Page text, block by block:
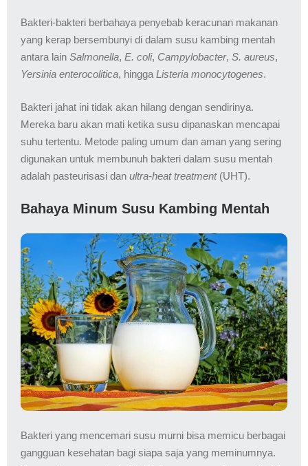
Bakteri-bakteri berbahaya penyebab keracunan makanan
yang kerap bersembunyi di dalam susu kambing mentah
antara lain Salmonella, E. coli, Campylobacter, S. aureus,
Yersinia enterocolitica, hingga Listeria monocytogenes.
Bakteri jahat ini tidak akan hilang dengan sendirinya.
Mereka baru akan mati ketika susu dipanaskan mencapai
suhu tertentu. Metode paling umum dan aman yang sering
digunakan untuk membunuh bakteri dalam susu mentah
adalah pasteurisasi dan ultra-heat treatment(UHT).
Bahaya Minum Susu Kambing Mentah
Bakteri yang mencemari susu murni bisa memicu berbagai
gangguan kesehatan bagi siapa saja yang meminumnya.